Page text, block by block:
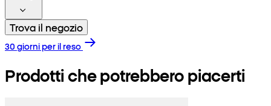
Trova il negozio
30 giorni per il reso
Prodotti che potrebbero piacerti